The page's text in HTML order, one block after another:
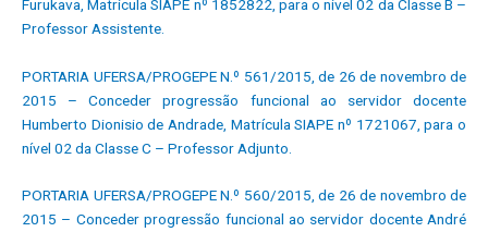
Furukava, Matrícula SIAPE nº 1852822, para o nível 02 da Classe B –
Professor Assistente.
PORTARIA UFERSA/PROGEPE N.º 561/2015, de 26 de novembro de
2015 – Conceder progressão funcional ao servidor docente
Humberto Dionisio de Andrade, Matrícula SIAPE nº 1721067, para o
nível 02 da Classe C – Professor Adjunto.
PORTARIA UFERSA/PROGEPE N.º 560/2015, de 26 de novembro de
2015 – Conceder progressão funcional ao servidor docente André